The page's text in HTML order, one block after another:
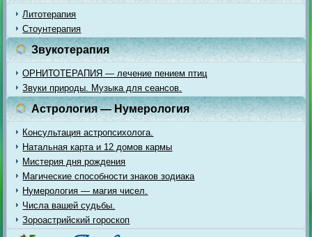
Литотерапия
Стоунтерапия
Звукотерапия
ОРНИТОТЕРАПИЯ — лечение пением птиц
Звуки природы. Музыка для сеансов.
Астрология — Нумерология
Консультация астропсихолога.
Натальная карта и 12 домов кармы
Мистерия дня рождения
Магические способности знаков зодиака
Нумерология — магия чисел.
Числа вашей судьбы.
Зороастрийский гороскоп